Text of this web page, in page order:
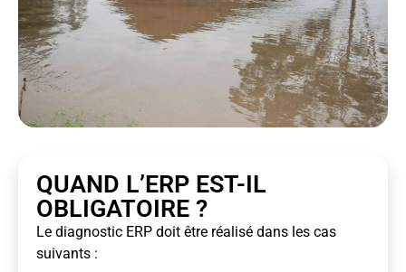
QUAND L’ERP EST-IL
OBLIGATOIRE ?
Le diagnostic ERP doit être réalisé dans les cas
suivants :